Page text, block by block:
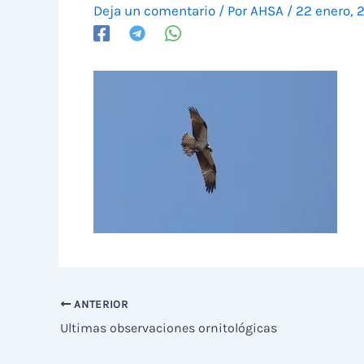
Deja un comentario / Por AHSA / 22 enero,
ANTERIOR
Ultimas observaciones ornitológicas